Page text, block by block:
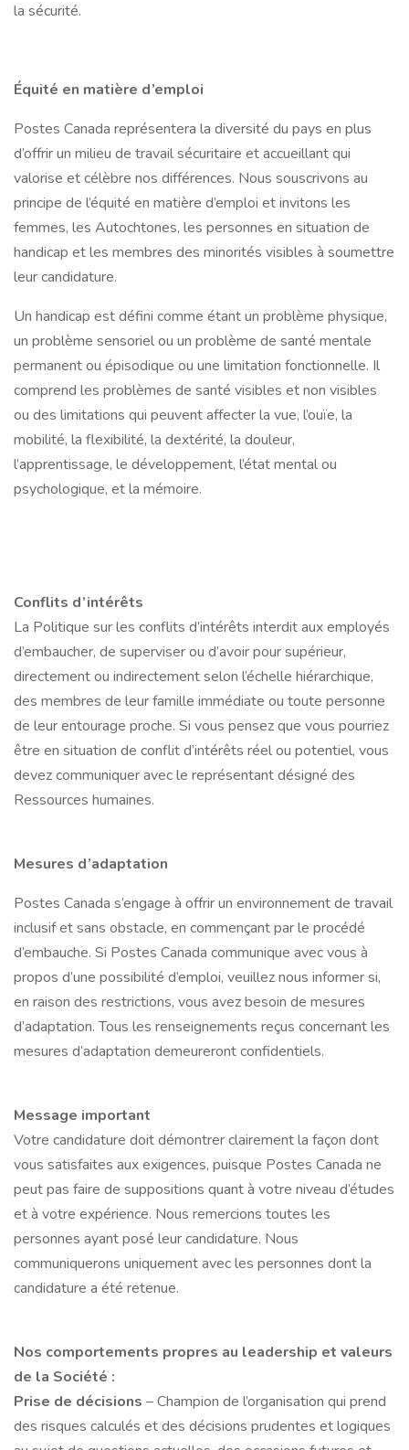
la sécurité.
Équité en matière d’emploi
Postes Canada représentera la diversité du pays en plus
d’offrir un milieu de travail sécuritaire et accueillant qui
valorise et célèbre nos différences. Nous souscrivons au
principe de l’équité en matière d’emploi et invitons les
femmes, les Autochtones, les personnes en situation de
handicap et les membres des minorités visibles à soumettre
leur candidature.
Un handicap est défini comme étant un problème physique,
un problème sensoriel ou un problème de santé mentale
permanent ou épisodique ou une limitation fonctionnelle. Il
comprend les problèmes de santé visibles et non visibles
ou des limitations qui peuvent affecter la vue, l’ouïe, la
mobilité, la flexibilité, la dextérité, la douleur,
l’apprentissage, le développement, l’état mental ou
psychologique, et la mémoire.
Conflits d’intérêts
La Politique sur les conflits d’intérêts interdit aux employés
d’embaucher, de superviser ou d’avoir pour supérieur,
directement ou indirectement selon l’échelle hiérarchique,
des membres de leur famille immédiate ou toute personne
de leur entourage proche. Si vous pensez que vous pourriez
être en situation de conflit d’intérêts réel ou potentiel, vous
devez communiquer avec le représentant désigné des
Ressources humaines.
Mesures d’adaptation
Postes Canada s’engage à offrir un environnement de travail
inclusif et sans obstacle, en commençant par le procédé
d’embauche. Si Postes Canada communique avec vous à
propos d’une possibilité d’emploi, veuillez nous informer si,
en raison des restrictions, vous avez besoin de mesures
d’adaptation. Tous les renseignements reçus concernant les
mesures d’adaptation demeureront confidentiels.
Message important
Votre candidature doit démontrer clairement la façon dont
vous satisfaites aux exigences, puisque Postes Canada ne
peut pas faire de suppositions quant à votre niveau d’études
et à votre expérience. Nous remercions toutes les
personnes ayant posé leur candidature. Nous
communiquerons uniquement avec les personnes dont la
candidature a été retenue.
Nos comportements propres au leadership et valeurs
de la Société :
Prise de décisions – Champion de l’organisation qui prend
des risques calculés et des décisions prudentes et logiques